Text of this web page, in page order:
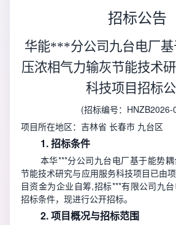
招标公告
华能***分公司九台电厂基
压浓相气力输灰节能技术
科技项目招标
(招标编号：
项目所在地区：吉林省 长春市 九台区
1. 招标条件
本华***分公司九台电厂基于能势
节能技术研究与应用服务科技项目已由
目资金为企业自筹,招标***有限公司九
招标条件，现进行公开招标。
2. 项目概况与招标范围